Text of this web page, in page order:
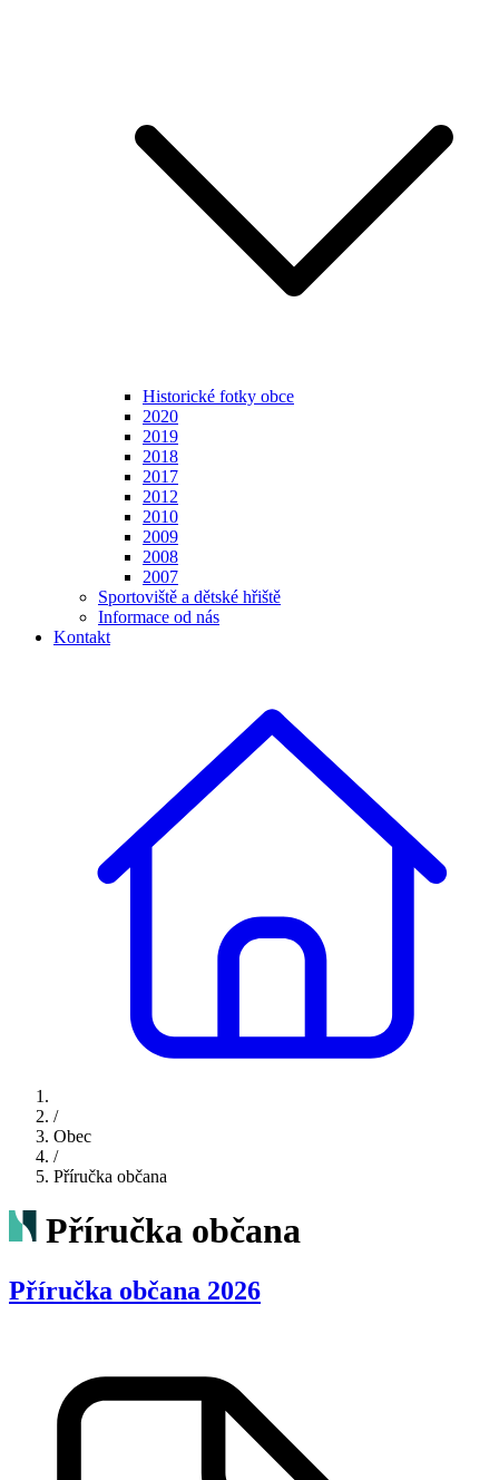
Historické fotky obce
2020
2019
2018
2017
2012
2010
2009
2008
2007
Sportoviště a dětské hřiště
Informace od nás
Kontakt
/
Obec
/
Příručka občana
Příručka občana
Příručka občana 2026